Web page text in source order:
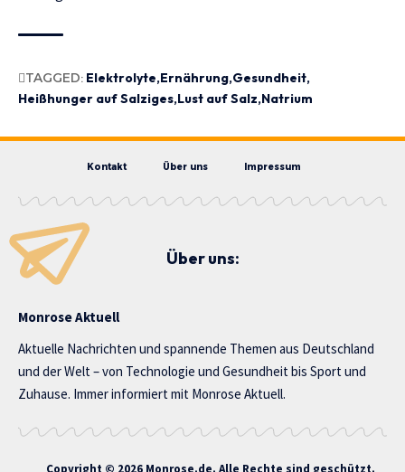
TAGGED: Elektrolyte Ernährung Gesundheit
Heißhunger auf Salziges Lust auf Salz Natrium
Kontakt Über uns Impressum
Über uns:
Monrose Aktuell
Aktuelle Nachrichten und spannende Themen aus Deutschland
und der Welt – von Technologie und Gesundheit bis Sport und
Zuhause. Immer informiert mit Monrose Aktuell.